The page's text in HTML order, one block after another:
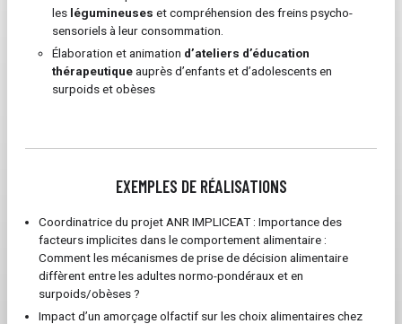
les légumineuses et compréhension des freins psycho-
sensoriels à leur consommation.
Élaboration et animation d’ateliers d’éducation
thérapeutiqueauprès d’enfants et d’adolescents en
surpoids et obèses
EXEMPLES DE RÉALISATIONS
Coordinatrice du projet ANR IMPLICEAT : Importance des
facteurs implicites dans le comportement alimentaire :
Comment les mécanismes de prise de décision alimentaire
diffèrent entre les adultes normo-pondéraux et en
surpoids/obèses ?
Impact d’un amorçage olfactif sur les choix alimentaires chez